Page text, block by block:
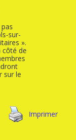
sur-
».
côté de
sur le
Imprimer